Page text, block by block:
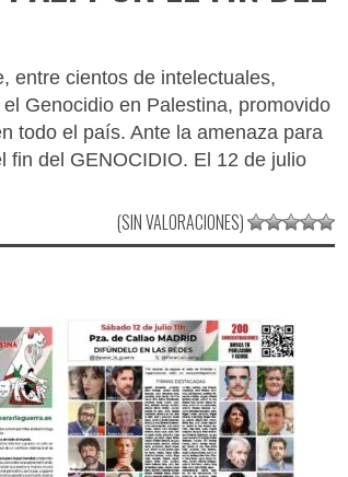
entre cientos de intelectuales,
Genocidio en Palestina, promovido
todo el país. Ante la amenaza para
fin del GENOCIDIO. El 12 de julio
(SIN VALORACIONES)